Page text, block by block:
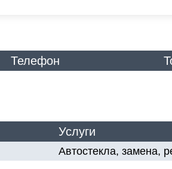
Телефон
Услуги
Автостекла, замена,